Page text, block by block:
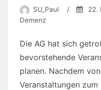
SU_Paul / 22.
Demenz
Die AG hat sich
bevorstehende
planen. Nachdem
Veranstaltungen zum